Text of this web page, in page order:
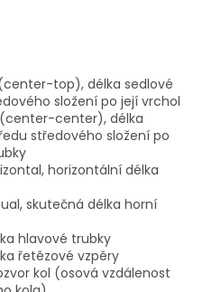
top), délka sedlové
složení po její vrchol
center), délka
středového složení po
horizontální délka
skutečná délka horní
hlavové trubky
řetězové vzpěry
kol (osová vzdálenost